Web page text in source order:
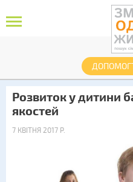
Розвиток у дитини
якостей
7 КВІТНЯ 2017 Р.